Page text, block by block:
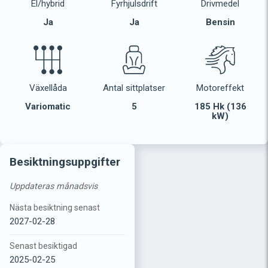
El/hybrid
Ja
Fyrhjulsdrift
Ja
Drivmedel
Bensin
Växellåda
Variomatic
Antal sittplatser
5
Motoreffekt
185 Hk (136
kW)
Besiktningsuppgifter
Uppdateras månadsvis
Nästa besiktning senast
2027-02-28
Senast besiktigad
2025-02-25